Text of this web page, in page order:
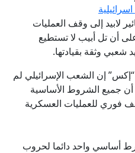
لابيد إلى وقف العمليات
أن تل أبيب لا تستطيع
شعبي وثقة بقيادتها.
إن الشعب الإسرائيلي لم
جميع الشروط الأساسية
فوري للعمليات العسكرية
أساسي واحد دائما لحروب